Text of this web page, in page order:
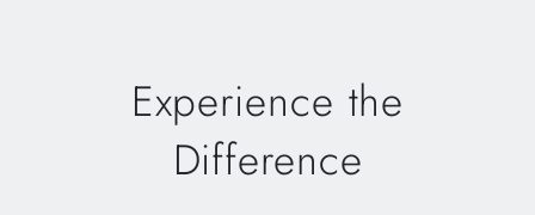
Experience the
Difference